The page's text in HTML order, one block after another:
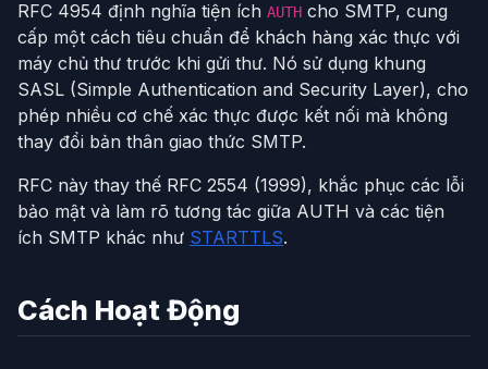
RFC 4954 định nghĩa tiện ích AUTH cho SMTP, cung
cấp một cách tiêu chuẩn để khách hàng xác thực với
máy chủ thư trước khi gửi thư. Nó sử dụng khung
SASL (Simple Authentication and Security Layer), cho
phép nhiều cơ chế xác thực được kết nối mà không
thay đổi bản thân giao thức SMTP.
RFC này thay thế RFC 2554 (1999), khắc phục các lỗi
bảo mật và làm rõ tương tác giữa AUTH và các tiện
ích SMTP khác như STARTTLS.
Cách Hoạt Động